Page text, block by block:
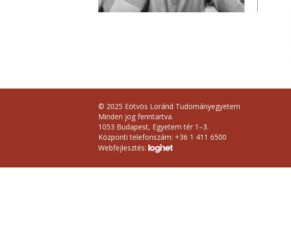
© 2025 Eötvös Loránd Tudományegyetem
Minden jog fenntartva.
1053 Budapest, Egyetem tér 1–3.
Központi telefonszám: +36 1 411 6500
Webfejlesztés: